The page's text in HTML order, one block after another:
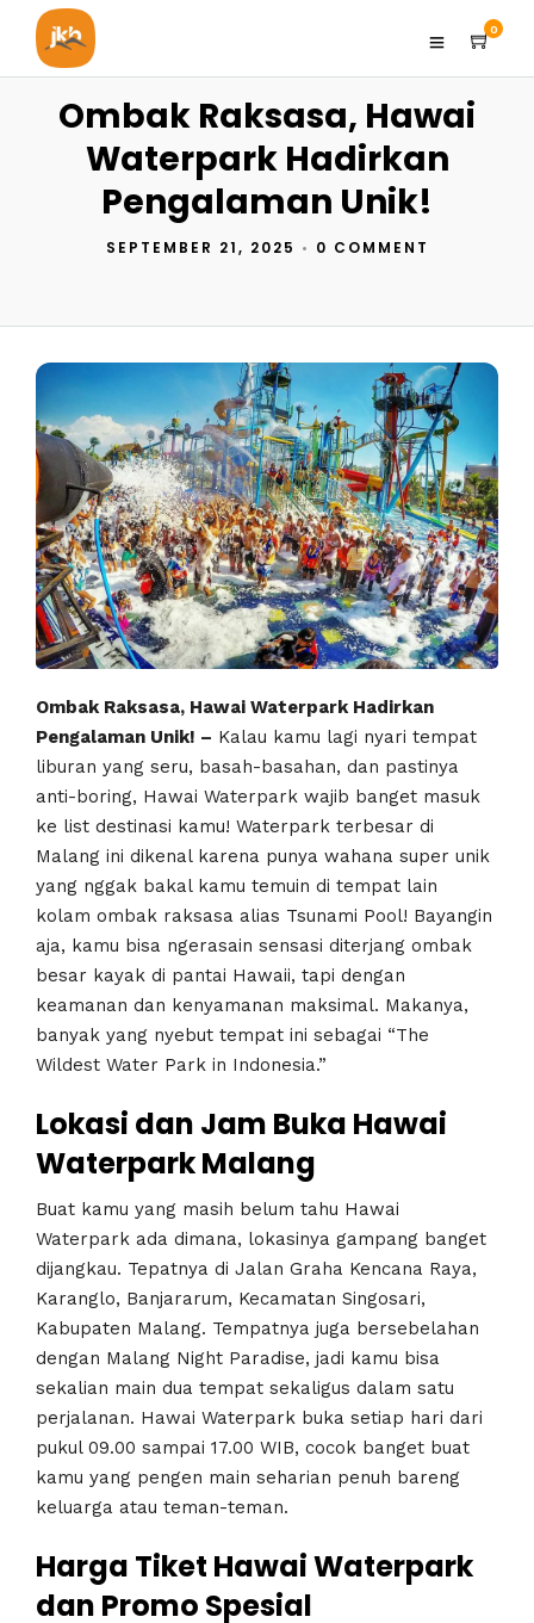
0
Ombak Raksasa, Hawai
Waterpark Hadirkan
Pengalaman Unik!
SEPTEMBER 21, 2025 • 0 COMMENT
Ombak Raksasa, Hawai Waterpark Hadirkan
Pengalaman Unik! – Kalau kamu lagi nyari tempat
liburan yang seru, basah-basahan, dan pastinya
anti-boring, Hawai Waterpark wajib banget masuk
ke list destinasi kamu! Waterpark terbesar di
Malang ini dikenal karena punya wahana super unik
yang nggak bakal kamu temuin di tempat lain
kolam ombak raksasa alias Tsunami Pool! Bayangin
aja, kamu bisa ngerasain sensasi diterjang ombak
besar kayak di pantai Hawaii, tapi dengan
keamanan dan kenyamanan maksimal. Makanya,
banyak yang nyebut tempat ini sebagai “The
Wildest Water Park in Indonesia.”
Lokasi dan Jam Buka Hawai
Waterpark Malang
Buat kamu yang masih belum tahu Hawai
Waterpark ada dimana, lokasinya gampang banget
dijangkau. Tepatnya di Jalan Graha Kencana Raya,
Karanglo, Banjararum, Kecamatan Singosari,
Kabupaten Malang. Tempatnya juga bersebelahan
dengan Malang Night Paradise, jadi kamu bisa
sekalian main dua tempat sekaligus dalam satu
perjalanan. Hawai Waterpark buka setiap hari dari
pukul 09.00 sampai 17.00 WIB, cocok banget buat
kamu yang pengen main seharian penuh bareng
keluarga atau teman-teman.
Harga Tiket Hawai Waterpark
dan Promo Spesial